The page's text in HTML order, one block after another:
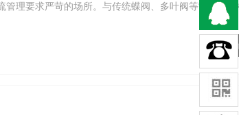
理要求严苛的场所。与传统蝶阀、多叶阀等常规风
了